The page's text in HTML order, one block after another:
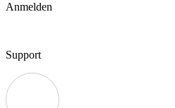
Anmelden
Support